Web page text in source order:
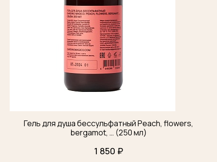
Гель для душа бессульфатный Peach, flowers,
bergamot, … (250 мл)
1 850 ₽